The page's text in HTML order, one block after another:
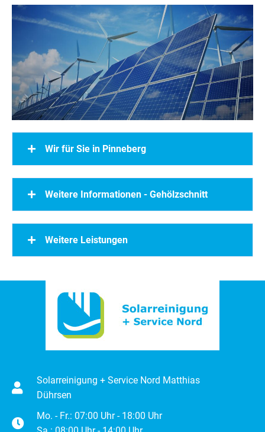
Wir für Sie in Pinneberg
Weitere Informationen - Gehölzschnitt
Weitere Leistungen
Solarreinigung + Service Nord Matthias
Dührsen
Mo. - Fr.: 07:00 Uhr - 18:00 Uhr